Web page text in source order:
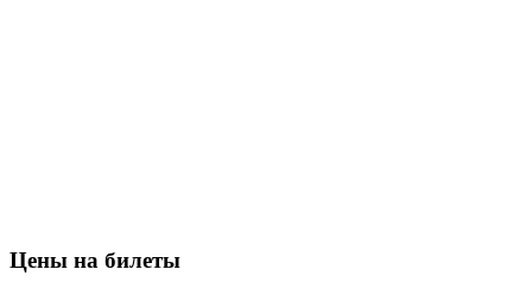
Цены на билеты